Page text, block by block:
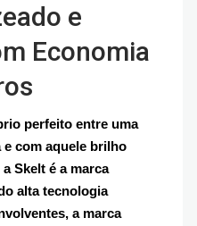
e
Economia
perfeito entre uma
e com aquele brilho
Skelt é a marca
alta tecnologia
a marca